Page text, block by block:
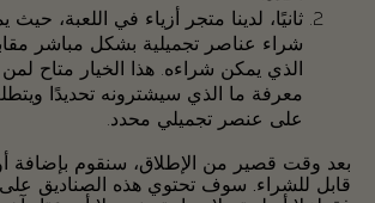
ثانيًا، لدينا متجر أزياء في اللعبة، حيث
شراء عناصر تجميلية بشكل مباشر
الذي يمكن شراءه. هذا الخيار متاح
معرفة ما الذي سيشترونه تحديدًا
على عنصر تجميلي محدد.
بعد وقت قصير من الإطلاق، سنقوم بإضافة
قابل للشراء. سوف تحتوي هذه الصناديق